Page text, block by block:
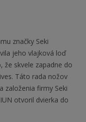
značky Seki
jeho vlajková loď
že skvele zapadne do
Táto rada nožov
založenia firmy Seki
otvoril dvierka do